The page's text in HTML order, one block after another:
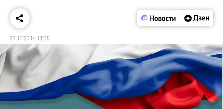
27.10.2014 11:05